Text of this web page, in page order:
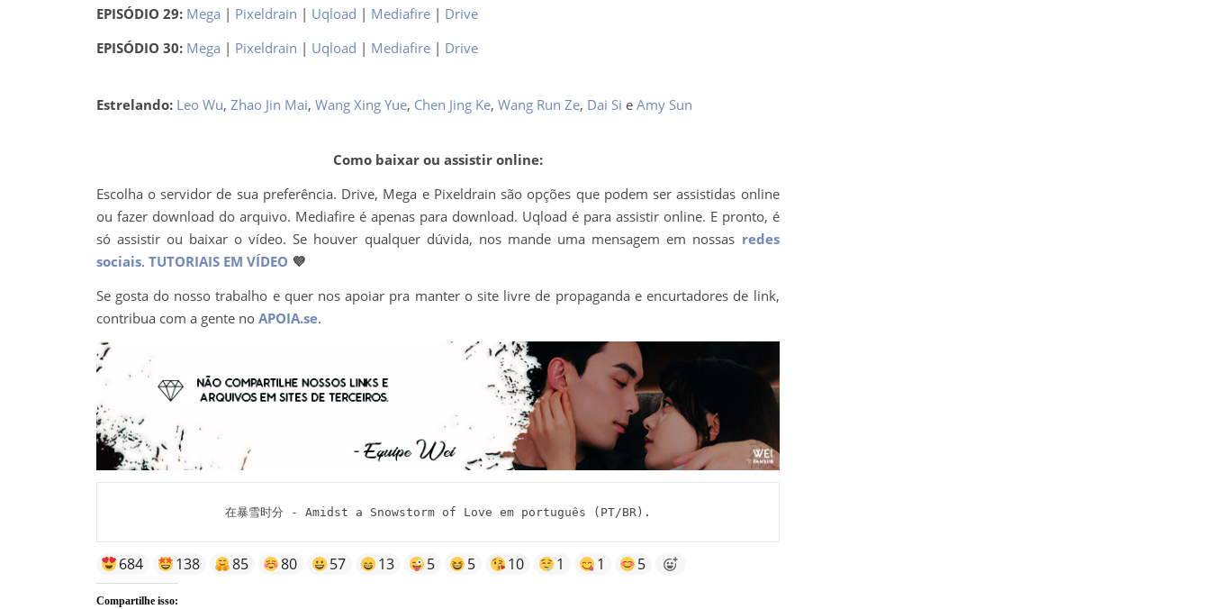
EPISÓDIO 29: Mega | Pixeldrain | Uqload | Mediafire| Drive
EPISÓDIO 30: Mega | Pixeldrain | Uqload | Mediafire| Drive
Estrelando: Leo Wu, Zhao Jin Mai, Wang Xing Yue, Chen Jing Ke, Wang Run Ze, Dai Si e Amy Sun
Como baixar ou assistir online:
Escolha o servidor de sua preferência. Drive, Mega e Pixeldrain são opções que podem ser assistidas online
ou fazer download do arquivo. Mediafire é apenas para download. Uqload é para assistir online. E pronto, é
só assistir ou baixar o vídeo. Se houver qualquer dúvida, nos mande uma mensagem em nossas redes
sociais. TUTORIAIS EM VÍDEO 💜
Se gosta do nosso trabalho e quer nos apoiar pra manter o site livre de propaganda e encurtadores de link,
contribua com a gente no APOIA.se.
在暴雪时分 - Amidst a Snowstorm of Love em português (PT/BR).
684 138 85 80 57 13 5 5 10 1 1 5
Compartilhe isso: